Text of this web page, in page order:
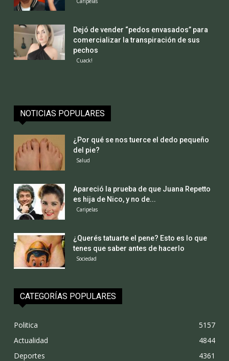
Dejó de vender “pedos envasados” para
comercializar la transpiración de sus
pechos
Cuack!
NOTICIAS POPULARES
¿Por qué se nos tuerce el dedo pequeño
del pie?
Salud
Apareció la prueba de que Juana Repetto
es hija de Nico, y no de...
Caripelas
¿Querés tatuarte el pene? Esto es lo que
tenes que saber antes de hacerlo
Sociedad
CATEGORÍAS POPULARES
Politica
5157
Actualidad
4844
Deportes
4361